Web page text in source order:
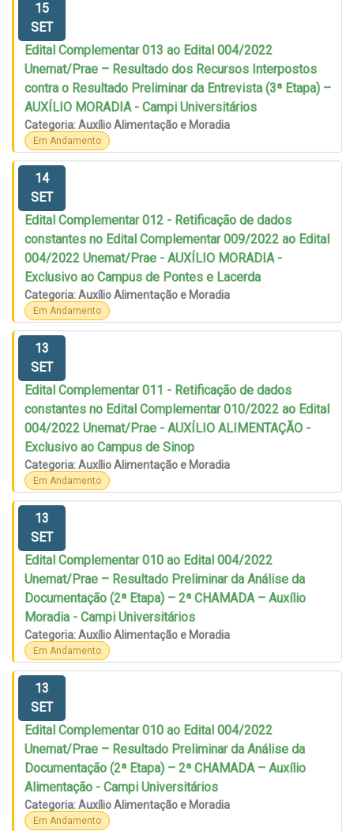
15
SET
Edital Complementar 013 ao Edital 004/2022
Unemat/Prae – Resultado dos Recursos Interpostos
contra o Resultado Preliminar da Entrevista (3ª Etapa) –
AUXÍLIO MORADIA - Campi Universitários
Categoria: Auxílio Alimentação e Moradia
Em Andamento
14
SET
Edital Complementar 012 - Retificação de dados
constantes no Edital Complementar 009/2022 ao Edital
004/2022 Unemat/Prae - AUXÍLIO MORADIA -
Exclusivo ao Campus de Pontes e Lacerda
Categoria: Auxílio Alimentação e Moradia
Em Andamento
13
SET
Edital Complementar 011 - Retificação de dados
constantes no Edital Complementar 010/2022 ao Edital
004/2022 Unemat/Prae - AUXÍLIO ALIMENTAÇÃO -
Exclusivo ao Campus de Sinop
Categoria: Auxílio Alimentação e Moradia
Em Andamento
13
SET
Edital Complementar 010 ao Edital 004/2022
Unemat/Prae – Resultado Preliminar da Análise da
Documentação (2ª Etapa) – 2ª CHAMADA – Auxílio
Moradia - Campi Universitários
Categoria: Auxílio Alimentação e Moradia
Em Andamento
13
SET
Edital Complementar 010 ao Edital 004/2022
Unemat/Prae – Resultado Preliminar da Análise da
Documentação (2ª Etapa) – 2ª CHAMADA – Auxílio
Alimentação - Campi Universitários
Categoria: Auxílio Alimentação e Moradia
Em Andamento